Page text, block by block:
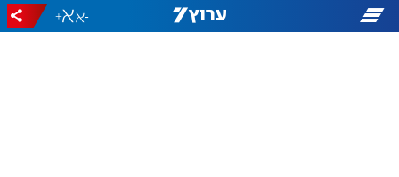
-
+